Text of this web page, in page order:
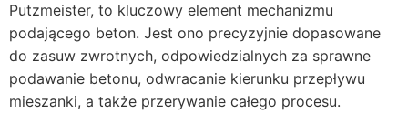
Putzmeister, to kluczowy element mechanizmu
podającego beton. Jest ono precyzyjnie dopasowane
do zasuw zwrotnych, odpowiedzialnych za sprawne
podawanie betonu, odwracanie kierunku przepływu
mieszanki, a także przerywanie całego procesu.